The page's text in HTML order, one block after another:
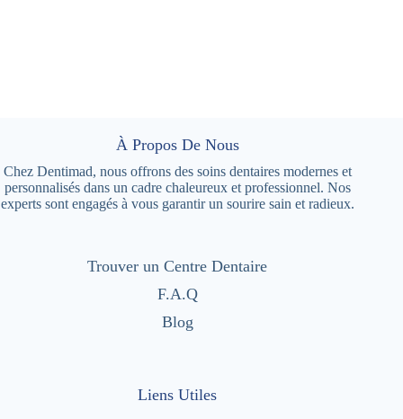
À Propos De Nous
Chez Dentimad, nous offrons des soins dentaires modernes et
personnalisés dans un cadre chaleureux et professionnel. Nos
experts sont engagés à vous garantir un sourire sain et radieux.
Trouver un Centre Dentaire
F.A.Q
Blog
Liens Utiles